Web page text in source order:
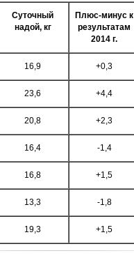
Суточный
надой, кг
Плюс-минус к
результатам
2014 г.
16,9 +0,3
23,6 +4,4
20,8 +2,3
16,4 -1,4
16,8 +1,5
13,3 -1,8
19,3 +1,5